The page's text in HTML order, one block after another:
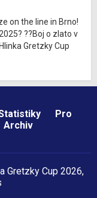
on the line in Brno!
??Boj o zlato v
Gretzky Cup
Pro
Archiv
Gretzky Cup 2026,